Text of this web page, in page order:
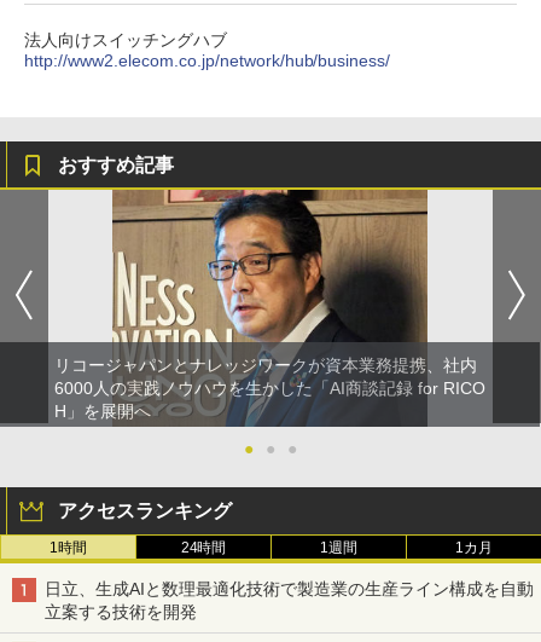
法人向けスイッチングハブ
http://www2.elecom.co.jp/network/hub/business/
おすすめ記事
リコージャパンとナレッジワークが資本業務提携、社内
6000人の実践ノウハウを生かした「AI商談記録 for RICO
H」を展開へ
●
● ●
アクセスランキング
1時間 24時間 1週間 1カ月
日立、生成AIと数理最適化技術で製造業の生産ライン構成を自動
立案する技術を開発